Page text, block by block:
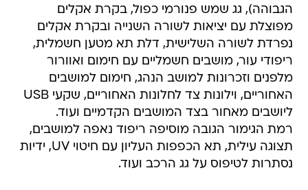
הגבוהה), גג שמש פנורמי כפול, בקרת אקלים
מפוצלת עם יציאות לשורה השנייה ובקרת אקלים
נפרדת לשורה השלישית, דלת תא מטען חשמלית,
ריפודי עור, מושבים חשמליים עם חימום ואוורור
מלפנים וזכרונות למושב הנהג, חימום למושבים
האחוריים, וילונות צד לחלונות האחוריים, שקעי USB
ליושבים מאחור בצד המושבים הקדמיים ועוד.
רמת הגימור הגובה מוסיפה ריפוד נאפה למושבים,
תצוגה עילית, תא הכפפות העליון עם חיטוי UV, ידיות
נסתרות לטיפוס על גג הרכב ועוד.